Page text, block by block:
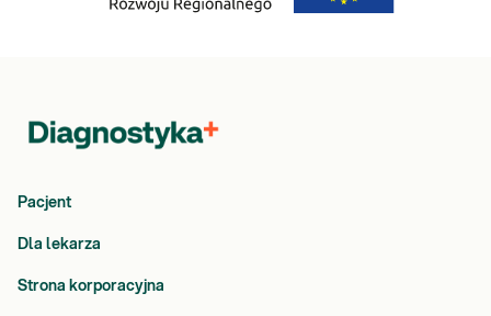
Pacjent
Dla lekarza
Strona korporacyjna